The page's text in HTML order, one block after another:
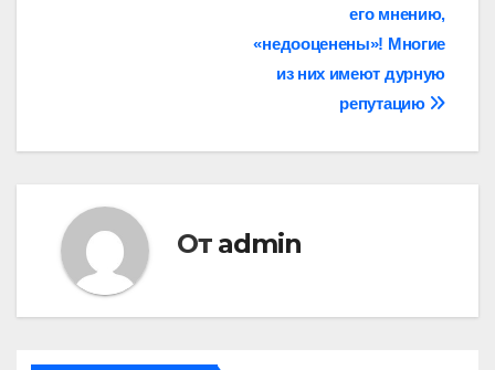
его мнению,
«недооценены»! Многие
из них имеют дурную
репутацию
От admin